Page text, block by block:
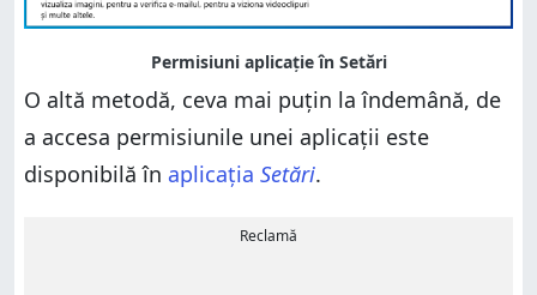
O altă metodă, ceva mai puțin la îndemână, de
a accesa permisiunile unei aplicații este
disponibilă în aplicația Setări.
Reclamă